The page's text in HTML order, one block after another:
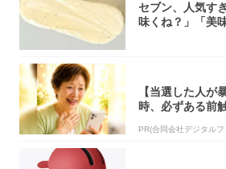
セブン、人気す
味くね？」「美
【当選した人が
時、必ずある前
PR(合同会社デジタル